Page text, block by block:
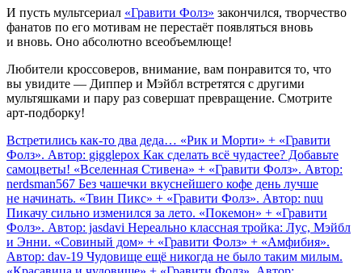
И пусть мультсериал «Гравити Фолз» закончился, творчество
фанатов по его мотивам не перестаёт появляться вновь
и вновь. Оно абсолютно всеобъемлюще!
Любители кроссоверов, внимание, вам понравится то, что
вы увидите — Диппер и Мэйбл встретятся с другими
мультяшками и пару раз совершат превращение. Смотрите
арт-подборку!
Встретились как-то два деда… «Рик и Морти» + «Гравити
Фолз». Автор: gigglepox Как сделать всё чудастее? Добавьте
самоцветы! «Вселенная Стивена» + «Гравити Фолз». Автор:
nerdsman567 Без чашечки вкуснейшего кофе день лучше
не начинать. «Твин Пикс» + «Гравити Фолз». Автор: nuu
Пикачу сильно изменился за лето. «Покемон» + «Гравити
Фолз». Автор: jasdavi Нереально классная тройка: Лус, Мэйбл
и Энни. «Совиный дом» + «Гравити Фолз» + «Амфибия».
Автор: dav-19 Чудовище ещё никогда не было таким милым.